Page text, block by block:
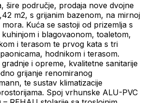
šire područje, prodaja nove dvojne
m2, s grijanim bazenom, na mirnoj
Kuća se sastoji od prizemlja s
i blagovaonom, toaletom,
i terasom te prvog kata s tri
hodnikom i terasom.
i opreme, kvalitetne sanitarije
grijanje renomiranog
te sustav klimatizacije
Spoj vrhunske ALU-PVC